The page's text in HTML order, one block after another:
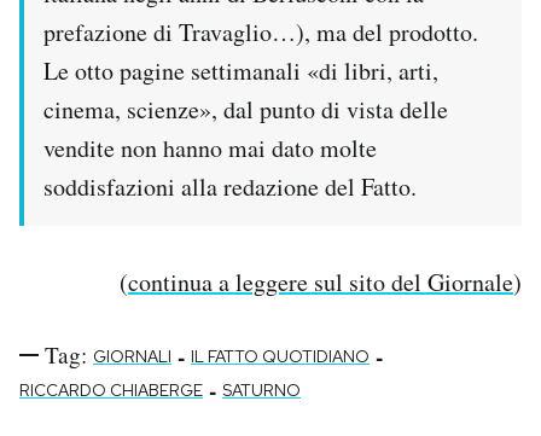
prefazione di Travaglio…), ma del prodotto.
Le otto pagine settimanali «di libri, arti,
cinema, scienze», dal punto di vista delle
vendite non hanno mai dato molte
soddisfazioni alla redazione del Fatto.
(continua a leggere sul sito del Giornale)
Tag: GIORNALI - IL FATTO QUOTIDIANO -
RICCARDO CHIABERGE - SATURNO